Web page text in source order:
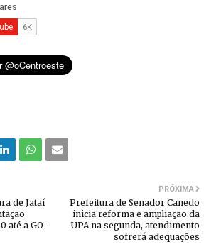
PRÓXIMA
Prefeitura de Senador Canedo
inicia reforma e ampliação da
UPA na segunda, atendimento
sofrerá adequações
de Jataí
até a GO-